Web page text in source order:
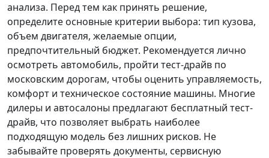
анализа. Перед тем как принять решение,
определите основные критерии выбора: тип кузова,
объем двигателя, желаемые опции,
предпочтительный бюджет. Рекомендуется лично
осмотреть автомобиль, пройти тест-драйв по
московским дорогам, чтобы оценить управляемость,
комфорт и техническое состояние машины. Многие
дилеры и автосалоны предлагают бесплатный тест-
драйв, что позволяет выбрать наиболее
подходящую модель без лишних рисков. Не
забывайте проверять документы, сервисную